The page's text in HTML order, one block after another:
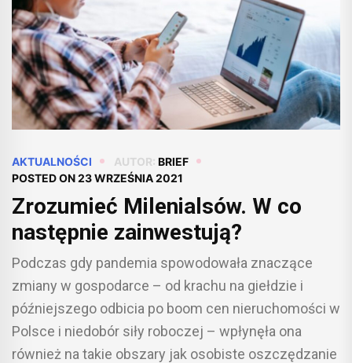
AKTUALNOŚCI AUTOR: BRIEF
POSTED ON23 WRZEŚNIA 2021
Zrozumieć Milenialsów. W co
następnie zainwestują?
Podczas gdy pandemia spowodowała znaczące
zmiany w gospodarce – od krachu na giełdzie i
późniejszego odbicia po boom cen nieruchomości w
Polsce i niedobór siły roboczej – wpłynęła ona
również na takie obszary jak osobiste oszczędzanie